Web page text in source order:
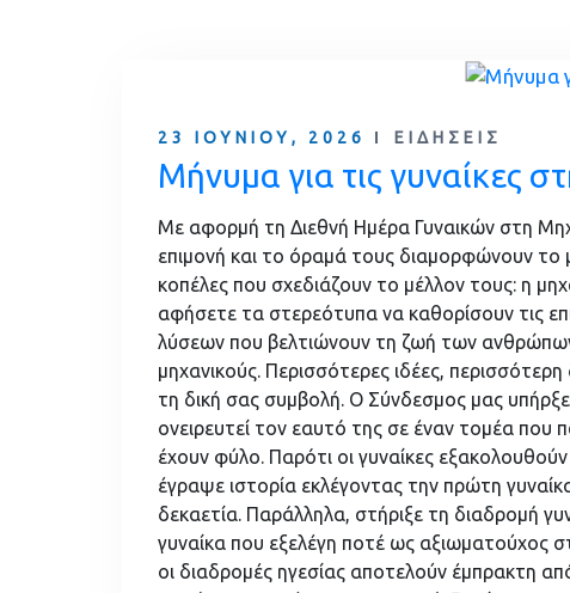
23 ΙΟΥΝΊΟΥ, 2026 ΕΙΔΉΣΕΙΣ
Μήνυμα για τις γυναίκες
Με αφορμή τη Διεθνή Ημέρα Γυναικών στη
επιμονή και το όραμά τους διαμορφώνουν το
κοπέλες που σχεδιάζουν το μέλλον τους: η
αφήσετε τα στερεότυπα να καθορίσουν τις
λύσεων που βελτιώνουν τη ζωή των ανθρώπων,
μηχανικούς. Περισσότερες ιδέες,
τη δική σας συμβολή. Ο Σύνδεσμος μας
ονειρευτεί τον εαυτό της σε έναν τομέα που
έχουν φύλο. Παρότι οι γυναίκες
έγραψε ιστορία εκλέγοντας την πρώτη
δεκαετία. Παράλληλα, στήριξε τη διαδρομή
γυναίκα που εξελέγη ποτέ ως αξιωματούχος
οι διαδρομές ηγεσίας αποτελούν έμπρακτη